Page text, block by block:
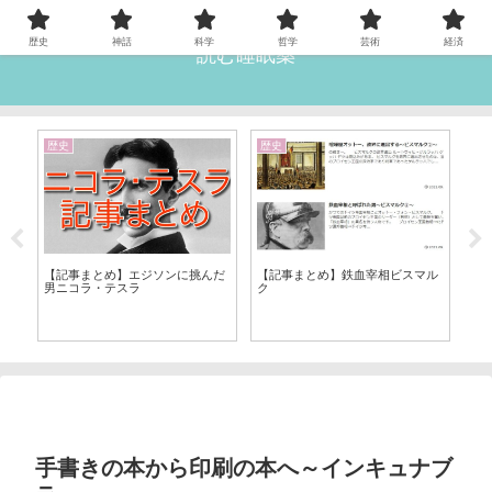
読む睡眠薬
歴史
【記事まとめ】エジソンに挑んだ
男ニコラ・テスラ
歴史
【記事まとめ】鉄血宰相ビスマル
ク
手書きの本から印刷の本へ～インキュナブ
歴史 神話 科学 哲学 芸術 経済